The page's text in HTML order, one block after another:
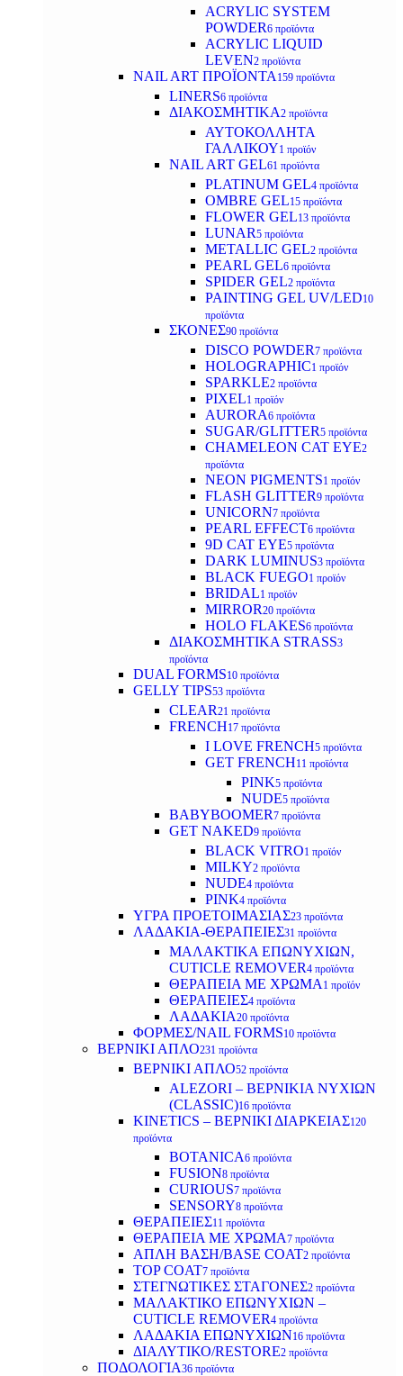
ACRYLIC SYSTEM
POWDER6 προϊόντα
ACRYLIC LIQUID
LEVEN2 προϊόντα
NAIL ART ΠΡΟΪΟΝΤΑ 159 προϊόντα
LINERS6 προϊόντα
ΔΙΑΚΟΣΜΗΤΙΚΑ2 προϊόντα
ΑΥΤΟΚΟΛΛΗΤΑ
ΓΑΛΛΙΚΟΥ1 προϊόν
NAIL ART GEL61 προϊόντα
PLATINUM GEL4 προϊόντα
OMBRE GEL15 προϊόντα
FLOWER GEL13 προϊόντα
LUNAR5 προϊόντα
METALLIC GEL2 προϊόντα
PEARL GEL6 προϊόντα
SPIDER GEL2 προϊόντα
PAINTING GEL UV/LED10
προϊόντα
ΣΚΟΝΕΣ90 προϊόντα
DISCO POWDER7 προϊόντα
HOLOGRAPHIC1 προϊόν
SPARKLE2 προϊόντα
PIXEL1 προϊόν
AURORA6 προϊόντα
SUGAR/GLITTER5 προϊόντα
CHAMELEON CAT EYE2
προϊόντα
NEON PIGMENTS1 προϊόν
FLASH GLITTER9 προϊόντα
UNICORN7 προϊόντα
PEARL EFFECT6 προϊόντα
9D CAT EYE5 προϊόντα
DARK LUMINUS3 προϊόντα
BLACK FUEGO1 προϊόν
BRIDAL1 προϊόν
MIRROR20 προϊόντα
HOLO FLAKES6 προϊόντα
ΔΙΑΚΟΣΜΗΤΙΚΑ STRASS3
προϊόντα
DUAL FORMS10 προϊόντα
GELLY TIPS53 προϊόντα
CLEAR21 προϊόντα
FRENCH17 προϊόντα
I LOVE FRENCH5 προϊόντα
GET FRENCH11 προϊόντα
PINK5 προϊόντα
NUDE5 προϊόντα
BABYBOOMER7 προϊόντα
GET NAKED9 προϊόντα
BLACK VITRO1 προϊόν
MILKY2 προϊόντα
NUDE4 προϊόντα
PINK4 προϊόντα
ΥΓΡΑ ΠΡΟΕΤΟΙΜΑΣΙΑΣ23 προϊόντα
ΛΑΔΑΚΙΑ-ΘΕΡΑΠΕΙΕΣ31 προϊόντα
ΜΑΛΑΚΤΙΚΑ ΕΠΩΝΥΧΙΩΝ,
CUTICLE REMOVER4 προϊόντα
ΘΕΡΑΠΕΙΑ ΜΕ ΧΡΩΜΑ 1 προϊόν
ΘΕΡΑΠΕΙΕΣ4 προϊόντα
ΛΑΔΑΚΙΑ20 προϊόντα
ΦΟΡΜΕΣ/NAIL FORMS10 προϊόντα
ΒΕΡΝΙΚΙ ΑΠΛΟ231 προϊόντα
ΒΕΡΝΙΚΙ ΑΠΛΟ52 προϊόντα
ALEZORI – ΒΕΡΝΙΚΙΑ ΝΥΧΙΩΝ
(CLASSIC)16 προϊόντα
KINETICS – ΒΕΡΝΙΚΙ ΔΙΑΡΚΕΙΑΣ120
προϊόντα
BOTANICA6 προϊόντα
FUSION8 προϊόντα
CURIOUS7 προϊόντα
SENSORY8 προϊόντα
ΘΕΡΑΠΕΙΕΣ11 προϊόντα
ΘΕΡΑΠΕΙΑ ΜΕ ΧΡΩΜΑ7 προϊόντα
ΑΠΛΗ ΒΑΣΗ/BASE COAT2 προϊόντα
TOP COAT7 προϊόντα
ΣΤΕΓΝΩΤΙΚΕΣ ΣΤΑΓΟΝΕΣ2 προϊόντα
ΜΑΛΑΚΤΙΚΟ ΕΠΩΝΥΧΙΩΝ –
CUTICLE REMOVER4 προϊόντα
ΛΑΔΑΚΙΑ ΕΠΩΝΥΧΙΩΝ16 προϊόντα
ΔΙΑΛΥΤΙΚΟ/RESTORE2 προϊόντα
ΠΟΔΟΛΟΓΙΑ36 προϊόντα